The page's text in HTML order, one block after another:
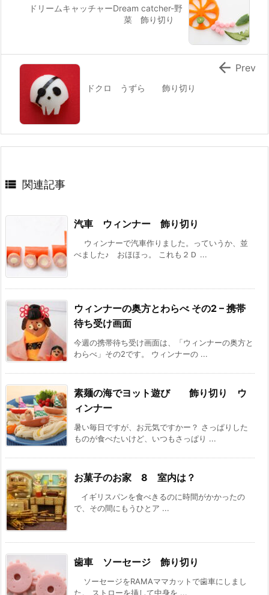
ドリームキャッチャーDream catcher-野
菜 飾り切り
ドクロ うずら 飾り切り
 Prev
 関連記事
汽車 ウィンナー 飾り切り
ウィンナーで汽車作りました。っていうか、並
べました♪ おほほっ。 これも２Ｄ ...
ウィンナーの奥方とわらべ その2 – 携帯
待ち受け画面
今週の携帯待ち受け画面は、「ウィンナーの奥方と
わらべ」その2です。 ウィンナーの ...
素麺の海でヨット遊び 飾り切り ウ
ィンナー
暑い毎日ですが、お元気ですかー？ さっぱりした
ものが食べたいけど、いつもさっぱり ...
お菓子のお家 8 室内は？
イギリスパンを食べきるのに時間がかかったの
で、その間にもうひとア ...
歯車 ソーセージ 飾り切り
ソーセージをRAMAママカットで歯車にしまし
た。 ストローを挿して中身を ...